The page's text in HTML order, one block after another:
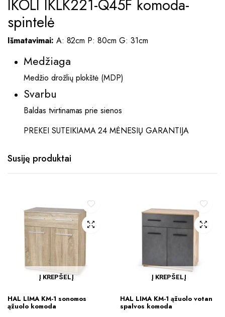
IKOLI IKLK221-Q45F komoda-
spintelė
Išmatavimai: A: 82cm P: 80cm G: 31cm
Medžiaga
Medžio drožlių plokštė (MDP)
Svarbu
Baldas tvirtinamas prie sienos
PREKEI SUTEIKIAMA 24 MĖNESIŲ GARANTIJA
Susiję produktai
Į KREPŠELĮ
HAL LIMA KM-1 sonomos
ąžuolo komoda
Į KREPŠELĮ
HAL LIMA KM-1 ąžuolo votan
spalvos komoda